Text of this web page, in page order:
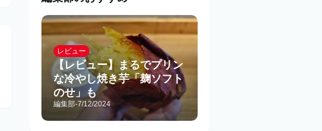
レビュー
【レビュー】まるでプリン
な冷やし焼き芋「麹ソフト
のせ」も
編集部-7/12/2024